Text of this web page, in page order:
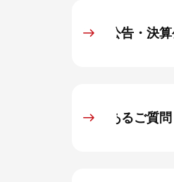
電子公告・決
よくあるご質問